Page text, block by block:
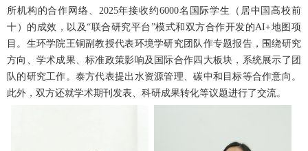
所机构的合作网络、2025年接收约6000名国际学生（居中国高校前
十）的成效，以及“联合研究平台”模式和双方合作开发的AI+地图项
目。生环学院王铜副教授代表环境学研究团队作专题报告，围绕研究
方向、学术成果、标准政策影响及国际合作四大板块，系统展示了团
队的研究工作。泰方代表提出水资源管理、碳中和目标等合作意向。
此外，双方还就学术期刊发表、科研成果转化等议题进行了交流。